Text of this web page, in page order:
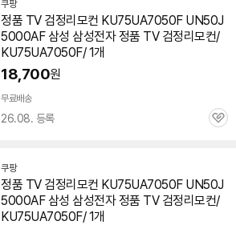
쿠팡
정품 TV 검정리모컨 KU75UA7050F UN50J
5000AF 삼성 삼성전자 정품 TV 검정리모컨/
KU75UA7050F/ 1개
18,700원
무료배송
26.08. 등록
관
쿠팡
정품 TV 검정리모컨 KU75UA7050F UN50J
5000AF 삼성 삼성전자 정품 TV 검정리모컨/
KU75UA7050F/ 1개